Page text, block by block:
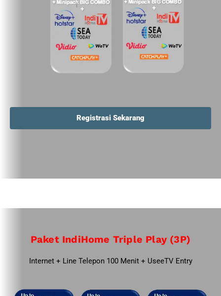
Registrasi Sekarang
Paket IndiHome Triple Play (3P)
Internet + Line Telepon 100 Menit + UseeTV Entry